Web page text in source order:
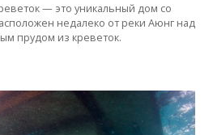
— это уникальный дом со
недалеко от реки Аюнг над
прудом из креветок.